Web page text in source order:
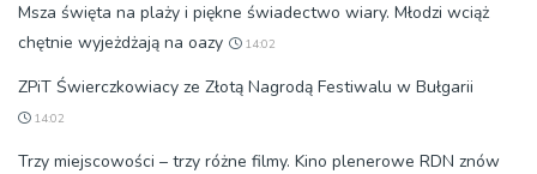
Msza święta na plaży i piękne świadectwo wiary. Młodzi wciąż
chętnie wyjeżdżają na oazy
14:02
ZPiT Świerczkowiacy ze Złotą Nagrodą Festiwalu w Bułgarii
14:02
Trzy miejscowości – trzy różne filmy. Kino plenerowe RDN znów